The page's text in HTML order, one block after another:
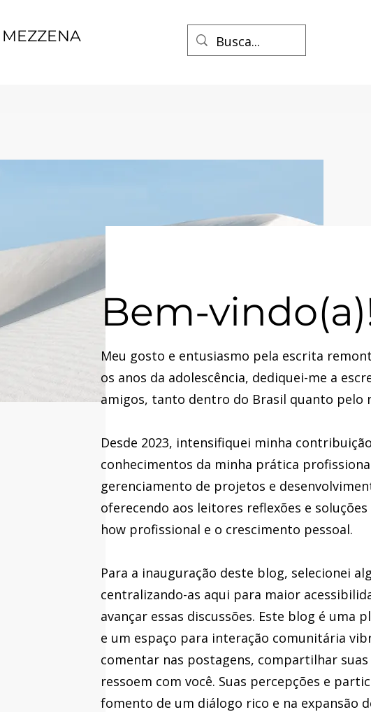
Bem-
Meu gosto e entusiasmo pela escrita
os anos da adolescência, dediquei-me a
amigos, tanto dentro do Brasil quanto pelo
Desde 2023, intensifiquei minha
conhecimentos da minha prática
gerenciamento de projetos e
oferecendo aos leitores reflexões e
how profissional e o crescimento pessoal.
Para a inauguração deste blog, selecionei
centralizando-as aqui para maior
avançar essas discussões. Este blog é
e um espaço para interação comunitária
comentar nas postagens, compartilhar
ressoem com você. Suas percepções e
fomento de um diálogo rico e na expansão